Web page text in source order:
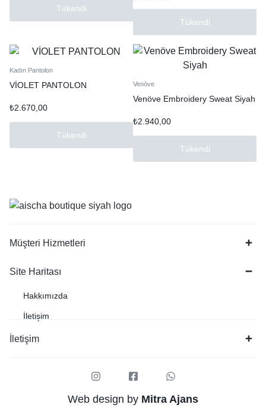
Tükendi
Tükendi
Kadın Pantolon
VİOLET PANTOLON
₺2.670,00
Tükendi
Venöve
Venöve Embroidery Sweat Siyah
₺2.940,00
Tükendi
Müşteri Hizmetleri
Site Haritası
Hakkımızda
İletişim
İletişim
Web design by Mitra Ajans